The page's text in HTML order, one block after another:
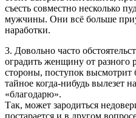
съесть совместно несколько
мужчины. Они всё больше
наработки.
3. Довольно часто
оградить женщину от разного
стороны, поступок высмотрит
тайное когда-нибудь вылезет
«благодарю».
Так, может зародиться
постарается и в другом